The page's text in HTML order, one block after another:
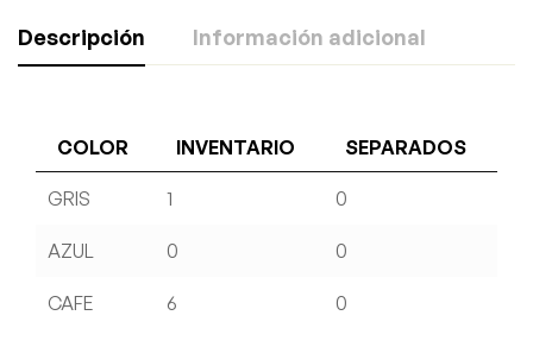
Descripción Información adicional
COLOR INVENTARIO SEPARADOS
GRIS 1 0
AZUL 0 0
CAFE 6 0